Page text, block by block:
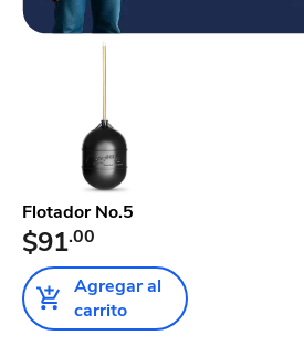
Flotador No.5
$91.00
Agregar al
carrito